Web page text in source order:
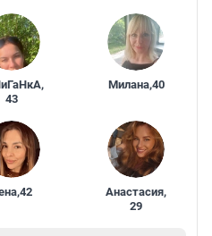
,
43
Милана,40
,42 Анастасия,
29